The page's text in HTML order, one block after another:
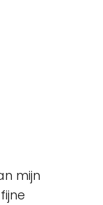
mijn